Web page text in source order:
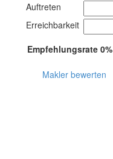
Auftreten
Erreichbarkeit
Empfehlungsrate 0%
Makler bewerten